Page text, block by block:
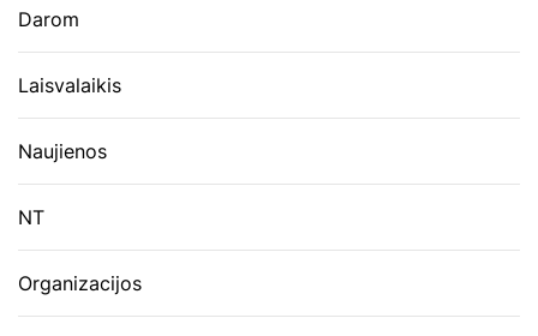
Darom
Laisvalaikis
Naujienos
NT
Organizacijos